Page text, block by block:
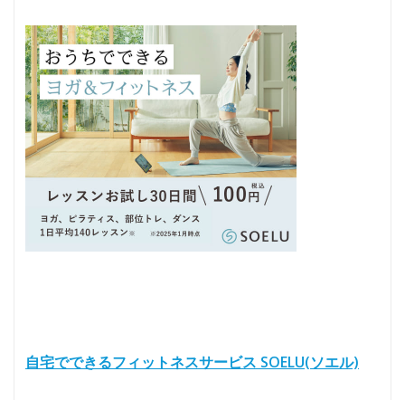
自宅でできるフィットネスサービス SOELU(ソエル)